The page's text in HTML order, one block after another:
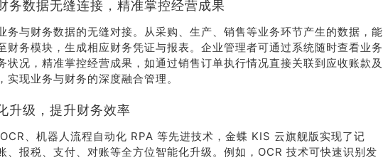
务数据无缝连接，精准掌控经营成果
务与财务数据的无缝对接。从采购、生产、销售等业务环节产生的数据，能
财务模块，生成相应财务凭证与报表。企业管理者可通过系统随时查看业务
状况，精准掌控经营成果，如通过销售订单执行情况直接关联到应收账款及
实现业务与财务的深度融合管理。
升级，提升财务效率
、机器人流程自动化 RPA 等先进技术，金蝶 KIS 云旗舰版实现了记
、报税、支付、对账等全方位智能化升级。例如，OCR 技术可快速识别发